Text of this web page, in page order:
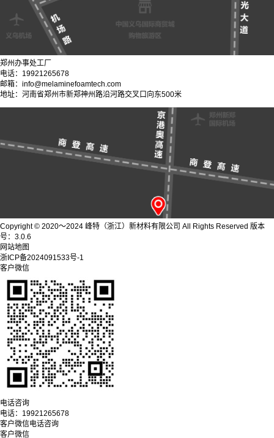
郑州办事处工厂
电话：19921265678
邮箱：info@melaminefoamtech.com
地址：河南省郑州市新郑神州路沿河路交叉口向东500米
Copyright © 2020～2024 峰特（浙江）新材料有限公司 All Rights Reserved 版本
号：3.0.6
网站地图
浙ICP备2024091533号-1
客户微信
电话咨询
电话： 19921265678
客户微信电话咨询
客户微信